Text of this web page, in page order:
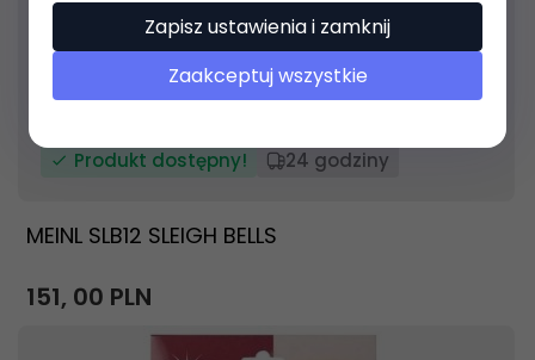
Produkt dostępny! 24 godziny
MEINL SLB12 SLEIGH BELLS
151, 00 PLN
Zapisz ustawienia i zamknij
Zaakceptuj wszystkie